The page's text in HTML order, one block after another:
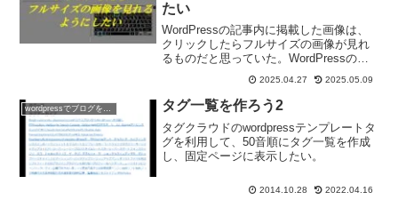
たい
WordPressの記事内に掲載した画像は、
クリックしたらフルサイズの画像が見れ
るものだと思っていた。WordPressのメ
ディア追加時の設定や画像の編集時の設
定が間違ってるとクリックしてもフルサ
イズの画像にならないんだと最近気が付
いた。
2025.04.27 2025.05.09
タグ一覧を作ろう2
タグクラウドのwordpressテンプレートタ
グを利用して、50音順にタグ一覧を作成
し、固定ページに表示したい。
2014.10.28 2022.04.16